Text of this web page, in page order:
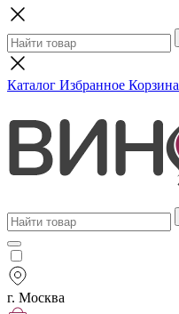
Каталог Избранное Корзина
г. Москва